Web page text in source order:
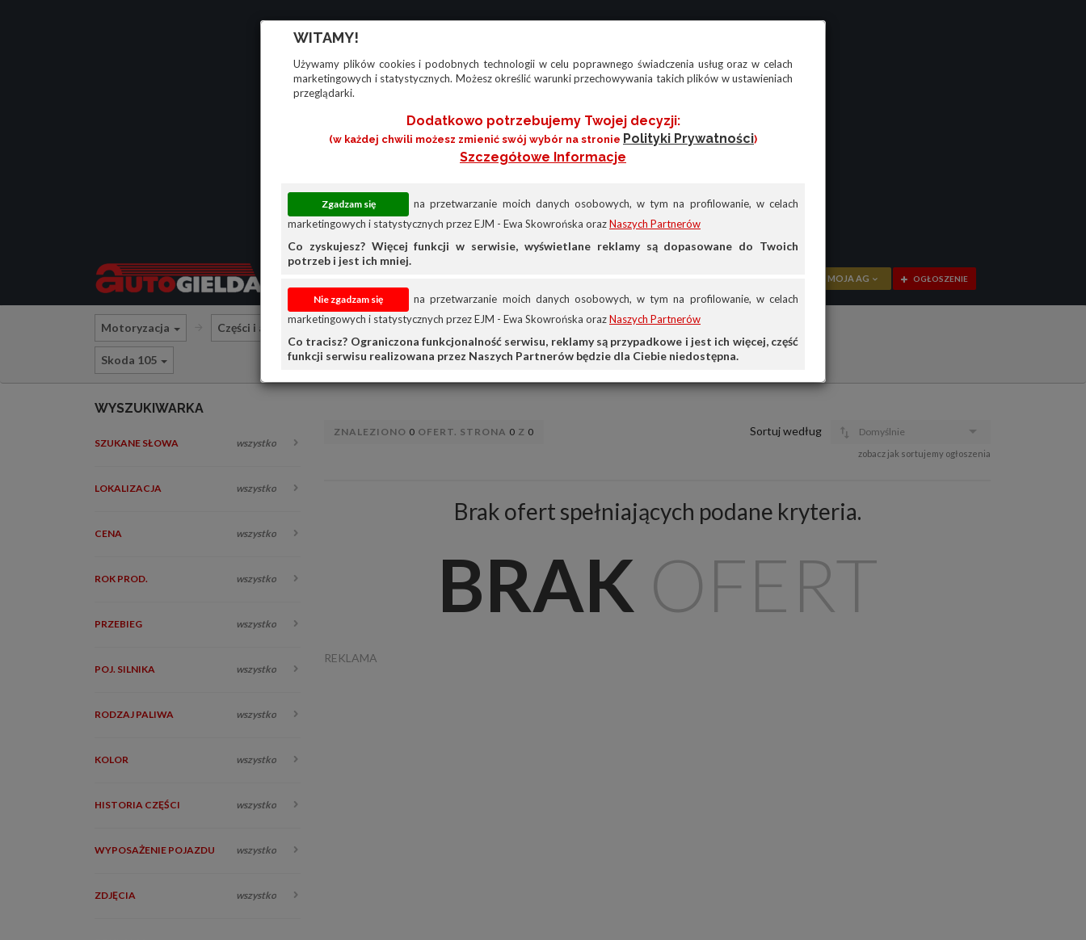
WITAMY!
Używamy plików cookies i podobnych technologii w celu poprawnego świadczenia usług oraz w celach
marketingowych i statystycznych. Możesz określić warunki przechowywania takich plików w ustawieniach
przeglądarki.
Dodatkowo potrzebujemy Twojej decyzji:
(w każdej chwili możesz zmienić swój wybór na stronie Polityki Prywatności)
Szczegółowe Informacje
na przetwarzanie moich danych osobowych, w tym na profilowanie, w celach
marketingowych i statystycznych przez EJM - Ewa Skowrońska orazNaszych Partnerów
Co zyskujesz? Więcej funkcji w serwisie, wyświetlane reklamy są dopasowane do Twoich
potrzeb i jest ich mniej.
na przetwarzanie moich danych osobowych, w tym na profilowanie, w celach
marketingowych i statystycznych przez EJM - Ewa Skowrońska orazNaszych Partnerów
Co tracisz? Ograniczona funkcjonalność serwisu, reklamy są przypadkowe i jest ich więcej, część
funkcji serwisu realizowana przez Naszych Partnerów będzie dla Ciebie niedostępna.
MOJA AG
PRZEGLĄD
OGŁOSZENIE
Motoryzacja Części i akcesoria samochodowe Według marki pojazdu Skoda
Skoda 105
WYSZUKIWARKA
SZUKANE SŁOWA wszystko
LOKALIZACJA wszystko
CENA wszystko
ROK PROD. wszystko
PRZEBIEG wszystko
POJ. SILNIKA wszystko
RODZAJ PALIWA wszystko
KOLOR wszystko
HISTORIA CZĘŚCI wszystko
WYPOSAŻENIE POJAZDU wszystko
ZDJĘCIA wszystko
ZNALEZIONO 0 OFERT. STRONA 0 Z 0 Sortuj według Domyślnie
zobacz jak sortujemy ogłoszenia
Brak ofert spełniających podane kryteria.
BRAK OFERT
REKLAMA